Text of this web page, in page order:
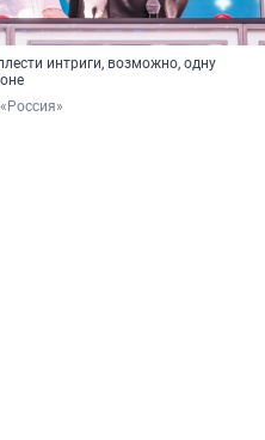
интриги, возможно, одну